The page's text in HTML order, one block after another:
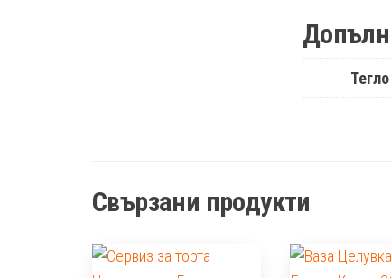
Тегло
Свързани продукти